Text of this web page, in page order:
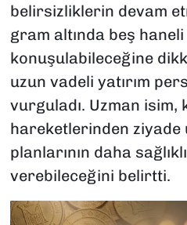
belirsizliklerin devam
gram altında beş
konuşulabileceğine
uzun vadeli yatırım
vurguladı. Uzman isim,
hareketlerinden ziyade
planlarının daha
verebileceğini belirtti.